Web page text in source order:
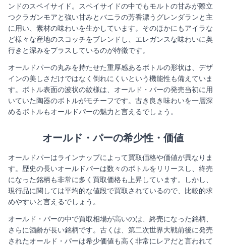
ンドのスペイサイド。スペイサイドの中でもモルトの甘みが際立
つクラガンモアと強い甘みとバニラの芳香漂うグレンダランと主
に用い、素材の味わいを生かしています。そのほかにもアイラな
ど様々な産地のスコッチをブレンドし、エレガンスな味わいに奥
行きと深みをプラスしているのが特徴です。
オールドパーの丸みを持たせた重厚感あるボトルの形状は、デザ
インの美しさだけではなく倒れにくいという機能性も備えていま
す。ボトル表面の波状の紋様は、オールド・パーの発売当初に用
いていた陶器のボトルがモチーフです。古き良き味わいを一層深
めるボトルもオールドパーの魅力と言えるでしょう。
オールド・パーの希少性・価値​
オールドパーはラインナップによって買取価格や価値が異なりま
す。歴史の長いオールドパーは数々のボトルをリリースし、終売
になった銘柄も非常に多く買取価格も上昇しています。しかし、
現行品に関しては平均的な値段で買取されているので、比較的求
めやすいと言えるでしょう。
オールド・パーの中で買取相場が高いのは、終売になった銘柄、
さらに酒齢が長い銘柄です。古くは、第二次世界大戦前後に発売
されたオールド・パーは希少価値も高く非常にレアだと言われて